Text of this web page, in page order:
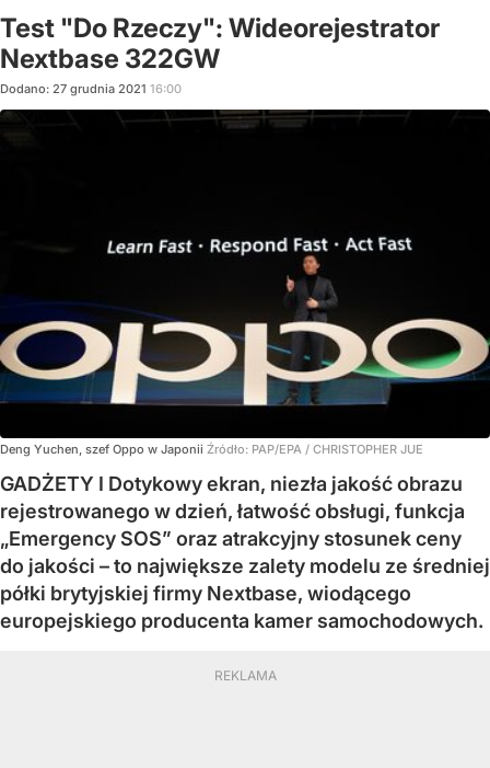
Test "Do Rzeczy": Wideorejestrator
Nextbase 322GW
Dodano: 27 grudnia 2021 16:00
Deng Yuchen, szef Oppo w Japonii Źródło: PAP/EPA / CHRISTOPHER JUE
GADŻETY I Dotykowy ekran, niezła jakość obrazu
rejestrowanego w dzień, łatwość obsługi, funkcja
„Emergency SOS” oraz atrakcyjny stosunek ceny
do jakości – to największe zalety modelu ze średniej
półki brytyjskiej firmy Nextbase, wiodącego
europejskiego producenta kamer samochodowych.